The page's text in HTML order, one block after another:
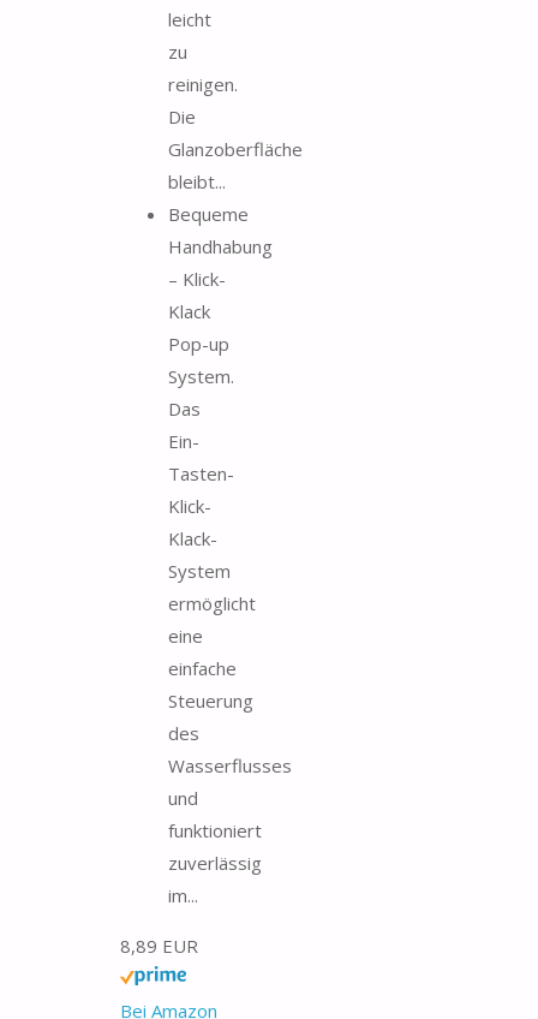
leicht
zu
reinigen.
Die
Glanzoberfläche
bleibt...
Bequeme
Handhabung
– Klick-
Klack
Pop-up
System.
Das
Ein-
Tasten-
Klick-
Klack-
System
ermöglicht
eine
einfache
Steuerung
des
Wasserflusses
und
funktioniert
zuverlässig
im...
8,89 EUR
Bei Amazon